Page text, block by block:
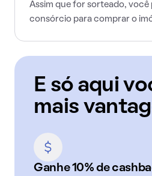
Assim que for sorteado, você
consórcio para comprar o
E só aqui
mais
Ganhe 10% de